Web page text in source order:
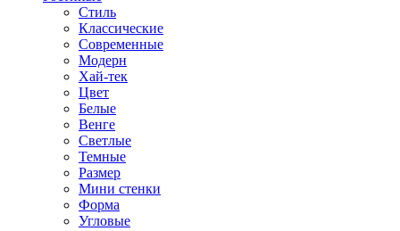
Стиль
Классические
Современные
Модерн
Хай-тек
Цвет
Белые
Венге
Светлые
Темные
Размер
Мини стенки
Форма
Угловые